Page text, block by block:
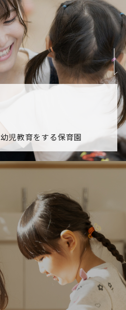
児教育をする保育園
ルスター保育園が紹介されま
ス作り～にじ組～2026.08.0